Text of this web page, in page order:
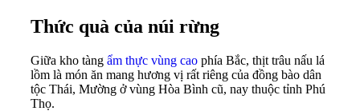
Thức quà của núi rừng
Giữa kho tàng ẩm thực vùng cao phía Bắc, thịt trâu nấu lá
lồm là món ăn mang hương vị rất riêng của đồng bào dân
tộc Thái, Mường ở vùng Hòa Bình cũ, nay thuộc tỉnh Phú
Thọ.